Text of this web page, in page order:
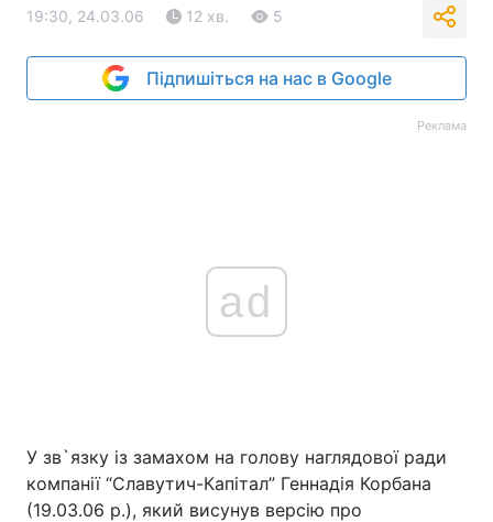
19:30, 24.03.06 12 хв. 5
Підпишіться на нас в Google
Реклама
ad
У зв`язку із замахом на голову наглядової ради
компанії “Славутич-Капітал” Геннадія Корбана
(19.03.06 р.), який висунув версію про